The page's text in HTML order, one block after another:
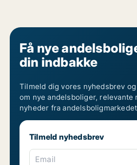
Få nye
din indbakke
Tilmeld dig vores nyhedsbrev
om nye andelsboliger, relevante
nyheder fra
Tilmeld nyhedsbrev
Email